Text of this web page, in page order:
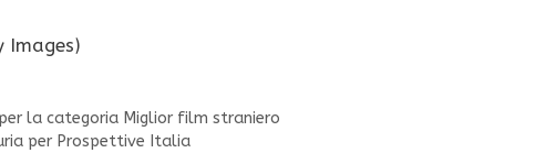
Images)
la categoria Miglior film straniero
per Prospettive Italia